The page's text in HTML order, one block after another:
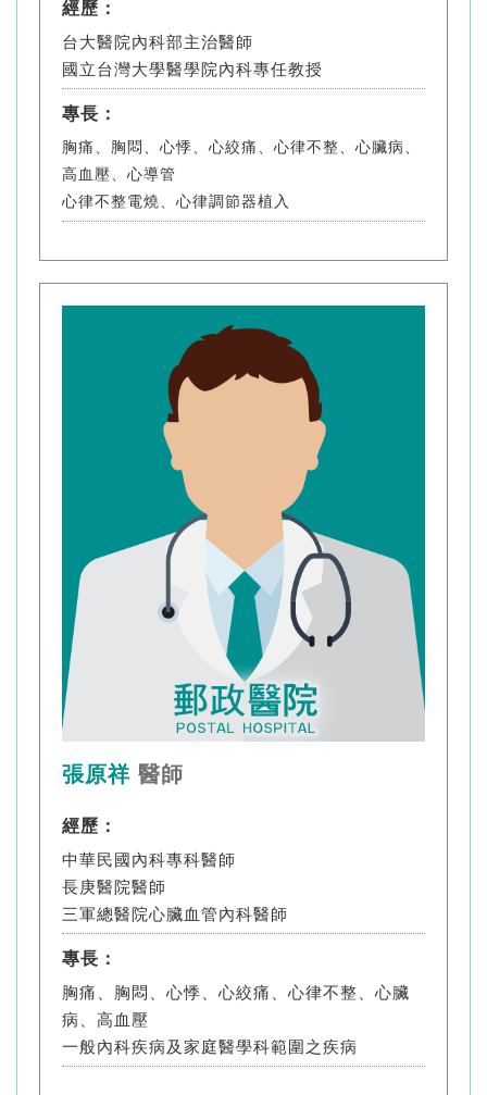
經歷：
台大醫院內科部主治醫師
國立台灣大學醫學院內科專任教授
專長：
胸痛、胸悶、心悸、心絞痛、心律不整、心臟病、
高血壓、心導管
心律不整電燒、心律調節器植入
張原祥 醫師
經歷：
中華民國內科專科醫師
長庚醫院醫師
三軍總醫院心臟血管內科醫師
專長：
胸痛、胸悶、心悸、心絞痛、心律不整、心臟
病、高血壓
一般內科疾病及家庭醫學科範圍之疾病